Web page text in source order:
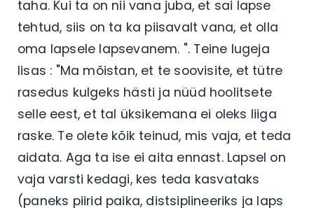
taha. Kui ta on nii vana juba, et sai lapse
tehtud, siis on ta ka piisavalt vana, et olla
oma lapsele lapsevanem. ". Teine lugeja
lisas : "Ma mõistan, et te soovisite, et tütre
rasedus kulgeks hästi ja nüüd hoolitsete
selle eest, et tal üksikemana ei oleks liiga
raske. Te olete kõik teinud, mis vaja, et teda
aidata. Aga ta ise ei aita ennast. Lapsel on
vaja varsti kedagi, kes teda kasvataks
(paneks piirid paika, distsiplineeriks ja laps